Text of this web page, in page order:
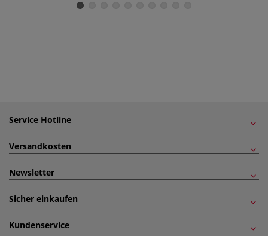
Service Hotline
Versandkosten
Newsletter
Sicher einkaufen
Kundenservice